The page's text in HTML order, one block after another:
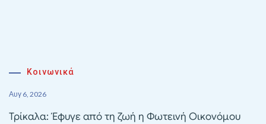
Κοινωνικά
Αυγ 6, 2026
Τρίκαλα: Έφυγε από τη ζωή η Φωτεινή Οικονόμου